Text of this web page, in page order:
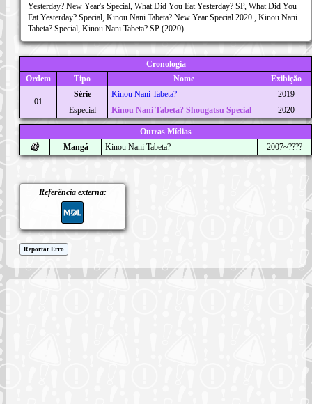
Yesterday? New Year's Special, What Did You Eat Yesterday? SP, What Did You
Eat Yesterday? Special, Kinou Nani Tabeta? New Year Special 2020 , Kinou Nani
Tabeta? Special, Kinou Nani Tabeta? SP (2020)
Cronologia
Ordem
Tipo Nome Exibição
01
Série Kinou Nani Tabeta?
2019
Especial
Kinou Nani Tabeta? Shougatsu Special 2020
Outras Mídias
Mangá
Kinou Nani Tabeta? 2007~????
Referência externa:
Reportar Erro